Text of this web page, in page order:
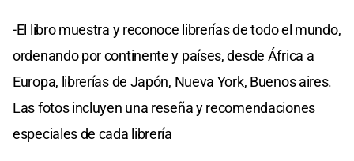
-El libro muestra y reconoce librerías de todo el mundo,
ordenando por continente y países, desde África a
Europa, librerías de Japón, Nueva York, Buenos aires.
Las fotos incluyen una reseña y recomendaciones
especiales de cada librería